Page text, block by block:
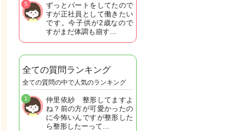
ずっとパートをしてたので
すが正社員として働きたい
です。今子供が2歳なので
すがまだ体調も崩す…
5
全ての質問ランキング
全ての質問の中で人気のランキング
仲里依紗 整形してますよ
ね？前の方が可愛かったの
に今怖いんですが整形した
ら整形したーって…
1